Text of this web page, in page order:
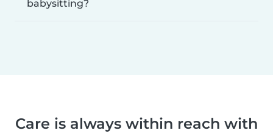
babysitting?
Care is always within reach with